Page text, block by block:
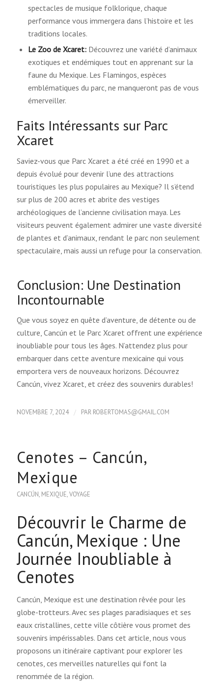
spectacles de musique folklorique, chaque
performance vous immergera dans l’histoire et les
traditions locales.
Le Zoo de Xcaret:Découvrez une variété d’animaux
exotiques et endémiques tout en apprenant sur la
faune du Mexique. Les Flamingos, espèces
emblématiques du parc, ne manqueront pas de vous
émerveiller.
Faits Intéressants sur Parc
Xcaret
Saviez-vous que Parc Xcaret a été créé en 1990 et a
depuis évolué pour devenir l’une des attractions
touristiques les plus populaires au Mexique? Il s’étend
sur plus de 200 acres et abrite des vestiges
archéologiques de l’ancienne civilisation maya. Les
visiteurs peuvent également admirer une vaste diversité
de plantes et d’animaux, rendant le parc non seulement
spectaculaire, mais aussi un refuge pour la conservation.
Conclusion: Une Destination
Incontournable
Que vous soyez en quête d’aventure, de détente ou de
culture, Cancún et le Parc Xcaret offrent une expérience
inoubliable pour tous les âges. N’attendez plus pour
embarquer dans cette aventure mexicaine qui vous
emportera vers de nouveaux horizons. Découvrez
Cancún, vivez Xcaret, et créez des souvenirs durables!
NOVEMBRE 7, 2024 / PAR ROBERTOMAS@GMAIL.COM
Cenotes – Cancún,
Mexique
CANCÚN, MEXIQUE,VOYAGE
Découvrir le Charme de
Cancún, Mexique : Une
Journée Inoubliable à
Cenotes
Cancún, Mexique est une destination rêvée pour les
globe-trotteurs. Avec ses plages paradisiaques et ses
eaux cristallines, cette ville côtière vous promet des
souvenirs impérissables. Dans cet article, nous vous
proposons un itinéraire captivant pour explorer les
cenotes, ces merveilles naturelles qui font la
renommée de la région.